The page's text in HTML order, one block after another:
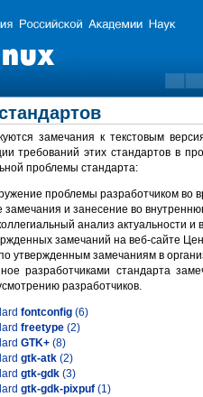
замечания к текстовым
требований этих стандартов в
проблемы стандарта:
проблемы разработчиком во
и занесение во
анализ актуальности
замечаний на веб-сайте
утвержденным замечаниям в
разработчиками стандарта
разработчиков.
fontconfig (6)
freetype (2)
GTK+ (8)
gtk-atk (2)
gtk-gdk (3)
gtk-gdk-pixpuf (1)